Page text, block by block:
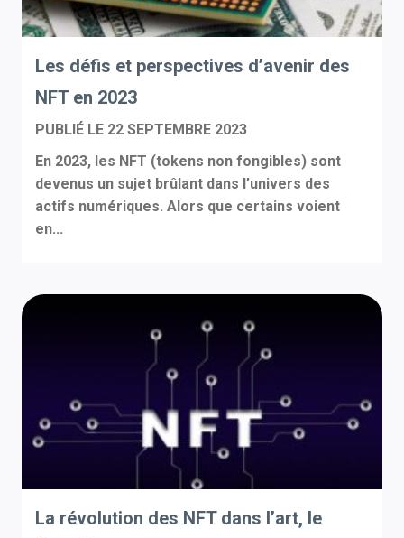
Les défis et perspectives d’avenir des
NFT en 2023
PUBLIÉ LE 22 SEPTEMBRE 2023
En 2023, les NFT (tokens non fongibles) sont
devenus un sujet brûlant dans l’univers des
actifs numériques. Alors que certains voient
en...
La révolution des NFT dans l’art, le